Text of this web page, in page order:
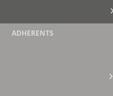
ADHERENTS